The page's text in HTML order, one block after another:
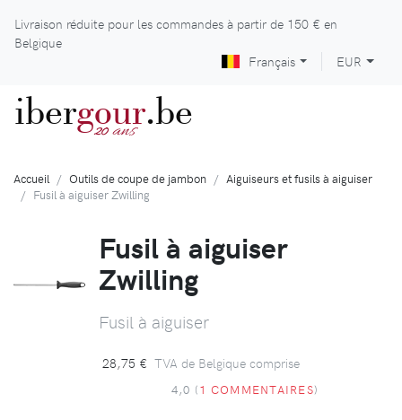
Livraison réduite pour les commandes à partir de 150 € en
Belgique
Français
EUR
ibergour
20 ans .be
Accueil Outils de coupe de jambon
Aiguiseurs et fusils à aiguiser
Fusil à aiguiser Zwilling
Fusil à aiguiser
Zwilling
Fusil à aiguiser
28,75 € TVA de Belgique comprise
4,0 (1 COMMENTAIRES)